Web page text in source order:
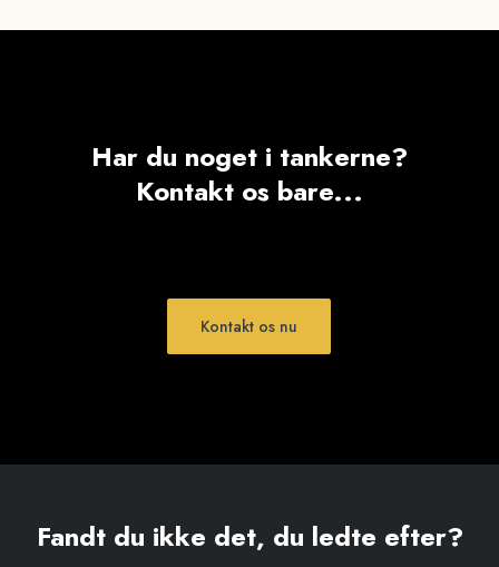
Har du noget i tankerne?
Kontakt os bare...
Kontakt os nu
Fandt du ikke det, du ledte efter?